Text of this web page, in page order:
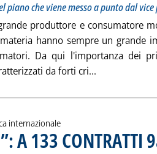
piano che viene messo a punto dal vice
produttore e consumatore
hanno sempre un grande
Da qui l'importanza dei
da forti cri...
internazionale
A 133 CONTRATTI